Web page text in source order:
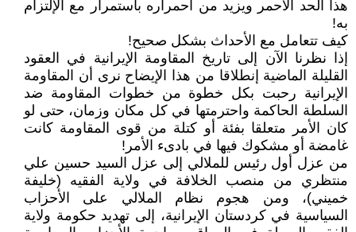
هذا الحد الأحمر ويزيد من احمراره باستمرار مع الإلتزام
به!
كيف تتعامل مع الأحداث بشكل صحيح!
إذا نظرنا الآن إلى تاريخ المقاومة الإيرانية في العقود
القليلة الماضية إنطلاقا من هذا الإيضاح نرى أن المقاومة
الإيرانية رحبت بكل خطوة من خطوات المقاومة ضد
السلطة الحاكمة واحترمتها في كل مكان وزمان، حتى لو
كان الأمر متعلقا بفئة أو كتلة من قوى المقاومة كانت
غامضة أو مشكوك فيها في بادىء الأمر!
من عزل أول رئيس للملالي إلى عزل السيد حسين علي
منتظري من منصب الخلافة في ولاية الفقيه (خليفة
خميني)، ومن هجوم نظام الملالي على الأحزاب
السياسية في كردستان الإيرانية، إلى تهديد حكومة ولاية